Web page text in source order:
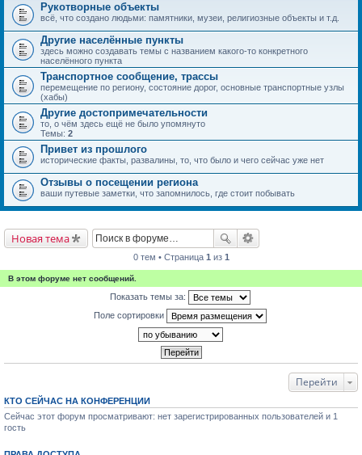
Рукотворные объекты
всё, что создано людьми: памятники, музеи, религиозные объекты и т.д.
Другие населённые пункты
здесь можно создавать темы с названием какого-то конкретного
населённого пункта
Транспортное сообщение, трассы
перемещение по региону, состояние дорог, основные транспортные узлы
(хабы)
Другие достопримечательности
то, о чём здесь ещё не было упомянуто
Темы: 2
Привет из прошлого
исторические факты, развалины, то, что было и чего сейчас уже нет
Отзывы о посещении региона
ваши путевые заметки, что запомнилось, где стоит побывать
Новая тема
0 тем • Страница 1 из 1
В этом форуме нет сообщений.
Показать темы за:
Поле сортировки
Перейти
КТО СЕЙЧАС НА КОНФЕРЕНЦИИ
Сейчас этот форум просматривают: нет зарегистрированных пользователей и 1
гость